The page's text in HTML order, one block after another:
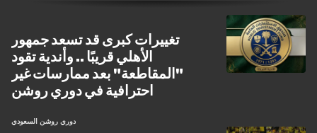
تغييرات كبرى قد تسعد جمهور
الأهلي قريبًا .. وأندية تقود
"المقاطعة" بعد ممارسات غير
احترافية في دوري روشن
دوري روشن السعودي